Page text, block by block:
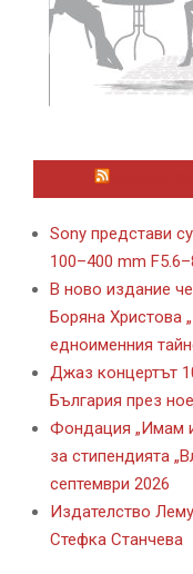
Sony представи
100–400 mm
В ново издание
Боряна Христова
едноименния
Джаз концертът
България през
Фондация „Имам
за стипендията
септември 2026
Издателство
Стефка Станчева